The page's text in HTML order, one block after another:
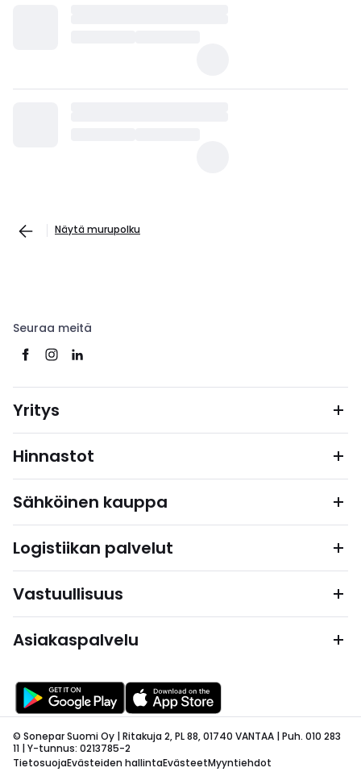
Näytä murupolku
Seuraa meitä
Yritys
Hinnastot
Sähköinen kauppa
Logistiikan palvelut
Vastuullisuus
Asiakaspalvelu
© Sonepar Suomi Oy | Ritakuja 2, PL 88, 01740 VANTAA | Puh. 010 283
11 | Y-tunnus: 0213785-2
TietosuojaEvästeiden hallintaEvästeetMyyntiehdot